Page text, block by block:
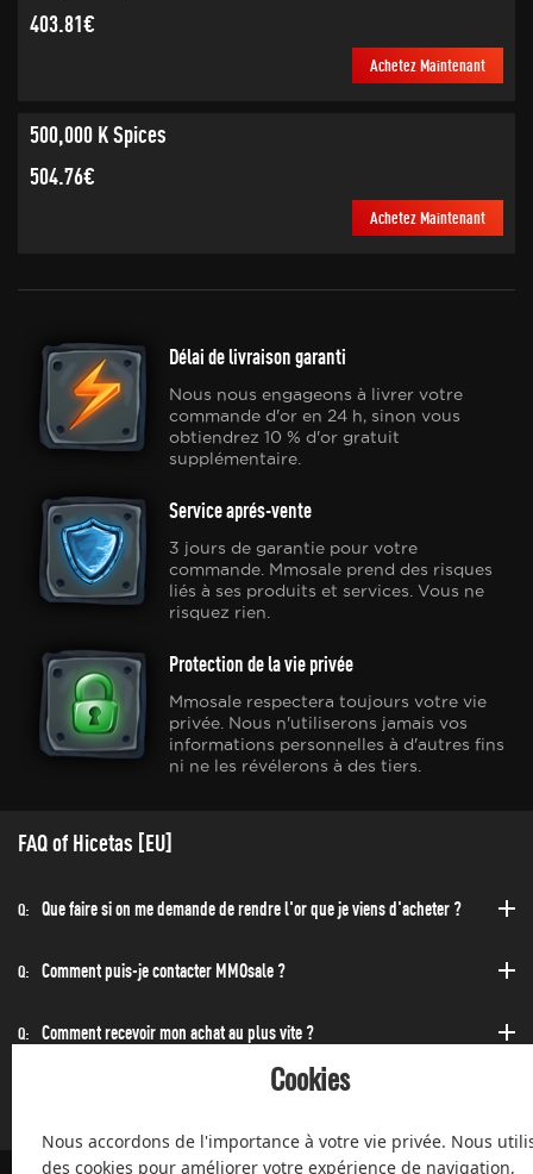
403.81€
Achetez Maintenant
500,000 K Spices
504.76€
Achetez Maintenant
Délai de livraison garanti
Nous nous engageons à livrer votre
commande d'or en 24 h, sinon vous
obtiendrez 10 % d'or gratuit
supplémentaire.
Service aprés-vente
3 jours de garantie pour votre
commande. Mmosale prend des risques
liés à ses produits et services. Vous ne
risquez rien.
Protection de la vie privée
Mmosale respectera toujours votre vie
privée. Nous n'utiliserons jamais vos
informations personnelles à d'autres fins
ni ne les révélerons à des tiers.
FAQ of Hicetas [EU]
Q: Que faire si on me demande de rendre l'or que je viens d'acheter ?
Q: Comment puis-je contacter MMOsale ?
Q: Comment recevoir mon achat au plus vite ?
Puis-acheter à toute heure de la journée et de la nuit ?
Cookies
Nous accordons de l'importance à votre vie privée. Nous
des cookies pour améliorer votre expérience de navigation,